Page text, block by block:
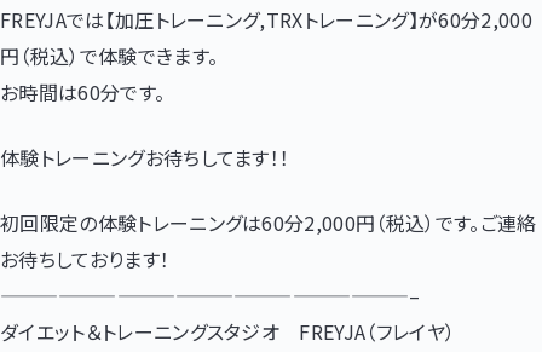
FREYJAでは【加圧トレーニング,TRXトレーニング】が60分2,000
円（税込）で体験できます。
お時間は60分です。
体験トレーニングお待ちしてます！！
初回限定の体験トレーニングは60分2,000円（税込）です。ご連絡
お待ちしております！
—————————————————————–
ダイエット＆トレーニングスタジオ FREYJA（フレイヤ）